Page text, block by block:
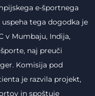
e-športnega
tega dogodka je
v Mumbaju, Indija,
naj preuči
Komisija pod
je razvila projekt,
in spoštuje